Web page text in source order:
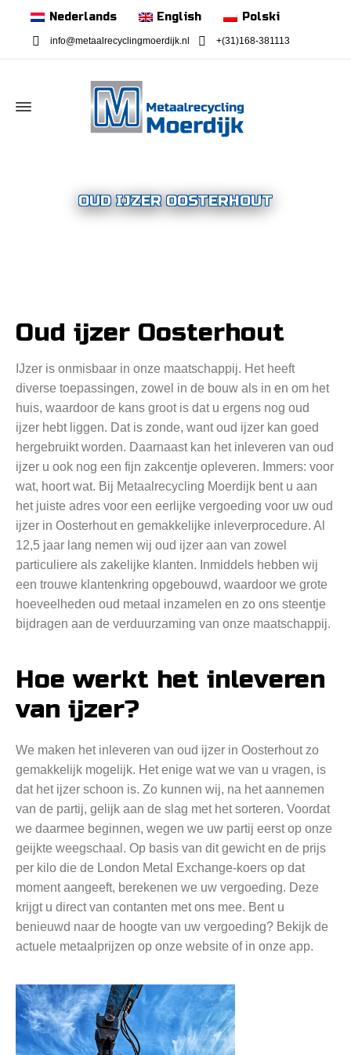
Nederlands English Polski
info@metaalrecyclingmoerdijk.nl +(31)168-381113
OUD IJZER OOSTERHOUT
Oud ijzer Oosterhout
IJzer is onmisbaar in onze maatschappij. Het heeft
diverse toepassingen, zowel in de bouw als in en om het
huis, waardoor de kans groot is dat u ergens nog oud
ijzer hebt liggen. Dat is zonde, want oud ijzer kan goed
hergebruikt worden. Daarnaast kan het inleveren van oud
ijzer u ook nog een fijn zakcentje opleveren. Immers: voor
wat, hoort wat. Bij Metaalrecycling Moerdijk bent u aan
het juiste adres voor een eerlijke vergoeding voor uw oud
ijzer in Oosterhout en gemakkelijke inleverprocedure. Al
12,5 jaar lang nemen wij oud ijzer aan van zowel
particuliere als zakelijke klanten. Inmiddels hebben wij
een trouwe klantenkring opgebouwd, waardoor we grote
hoeveelheden oud metaal inzamelen en zo ons steentje
bijdragen aan de verduurzaming van onze maatschappij.
Hoe werkt het inleveren
van ijzer?
We maken het inleveren van oud ijzer in Oosterhout zo
gemakkelijk mogelijk. Het enige wat we van u vragen, is
dat het ijzer schoon is. Zo kunnen wij, na het aannemen
van de partij, gelijk aan de slag met het sorteren. Voordat
we daarmee beginnen, wegen we uw partij eerst op onze
geijkte weegschaal. Op basis van dit gewicht en de prijs
per kilo die de London Metal Exchange-koers op dat
moment aangeeft, berekenen we uw vergoeding. Deze
krijgt u direct van contanten met ons mee. Bent u
benieuwd naar de hoogte van uw vergoeding? Bekijk de
actuele metaalprijzen op onze website of in onze app.